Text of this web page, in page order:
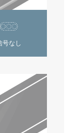
号なし